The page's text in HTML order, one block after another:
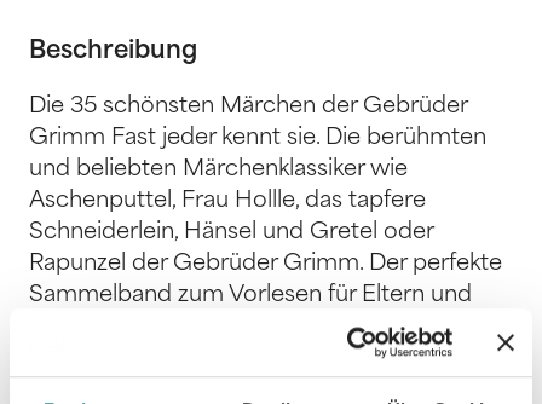
Beschreibung
Die 35 schönsten Märchen der Gebrüder
Grimm Fast jeder kennt sie. Die berühmten
und beliebten Märchenklassiker wie
Aschenputtel, Frau Hollle, das tapfere
Schneiderlein, Hänsel und Gretel oder
Rapunzel der Gebrüder Grimm. Der perfekte
Sammelband zum Vorlesen für Eltern und
Kinder. Märchenbuch Sammlung für Kinder
Tauche ein in die Welt von Schneewittchen,